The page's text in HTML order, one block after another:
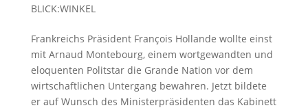
BLICK:WINKEL
Frankreichs Präsident François Hollande wollte einst
mit Arnaud Montebourg, einem wortgewandten und
eloquenten Politstar die Grande Nation vor dem
wirtschaftlichen Untergang bewahren. Jetzt bildete
er auf Wunsch des Ministerpräsidenten das Kabinett